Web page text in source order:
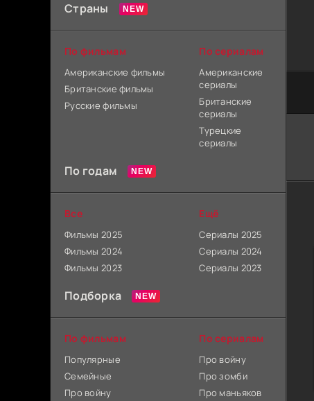
Страны
По фильмам
Американские фильмы
Британские фильмы
Русские фильмы
По сериалам
Американские
сериалы
Британские
сериалы
Турецкие
сериалы
По годам
Все
Фильмы 2025
Фильмы 2024
Фильмы 2023
Ещё
Сериалы 2025
Сериалы 2024
Сериалы 2023
Подборка
По фильмам
Популярные
Семейные
Про войну
По сериалам
Про войну
Про зомби
Про маньяков